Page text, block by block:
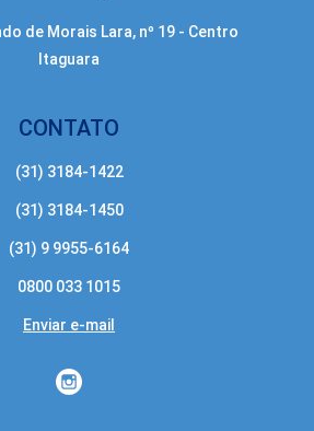
de Morais Lara, nº 19 - Centro
Itaguara
CONTATO
(31) 3184-1422
(31) 3184-1450
(31) 9 9955-6164
0800 033 1015
Enviar e-mail